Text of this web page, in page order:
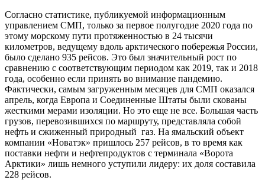
Согласно статистике, публикуемой информационным
управлением СМП, только за первое полугодие 2020 года по
этому морскому пути протяженностью в 24 тысячи
километров, ведущему вдоль арктического побережья России,
было сделано 935 рейсов. Это был значительный рост по
сравнению с соответствующим периодом как 2019, так и 2018
года, особенно если принять во внимание пандемию.
Фактически, самым загруженным месяцев для СМП оказался
апрель, когда Европа и Соединенные Штаты были скованы
жесткими мерами изоляции. Но это еще не все. Большая часть
грузов, перевозившихся по маршруту, представляла собой
нефть и сжиженный природный газ. На ямальский объект
компании «Новатэк» пришлось 257 рейсов, в то время как
поставки нефти и нефтепродуктов с терминала «Ворота
Арктики» лишь немного уступили лидеру: их доля составила
228 рейсов.